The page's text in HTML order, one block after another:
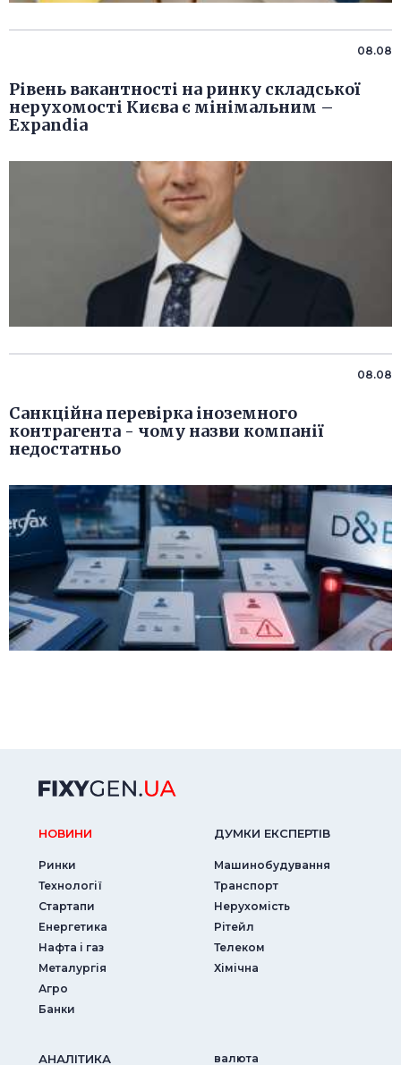
08.08
Рівень вакантності на ринку складської
нерухомості Києва є мінімальним –
Expandia
08.08
Санкційна перевірка іноземного
контрагента - чому назви компанії
недостатньо
НОВИНИ
Ринки
Технології
Стартапи
Енергетика
Нафта і газ
Металургія
Агро
Банки
ДУМКИ ЕКСПЕРТIВ
Машинобудування
Транспорт
Нерухомість
Рітейл
Телеком
Хімічна
АНАЛIТИКА валюта